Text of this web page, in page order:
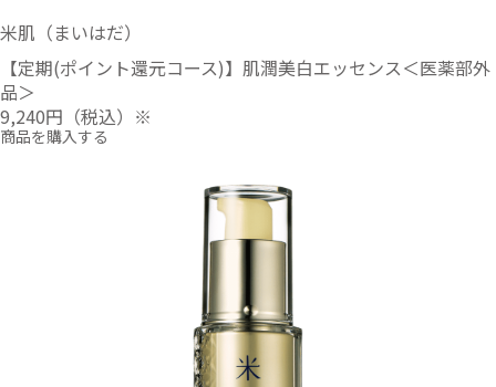
米肌（まいはだ）
【定期(ポイント還元コース)】肌潤美白エッセンス＜医薬部外
品＞
9,240円 （税込）※
商品を購入する